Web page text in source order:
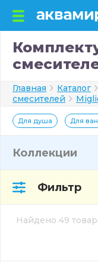
Главная Каталог
смесителей
Для душа Для
Коллекции
Фильтр
Найдено 49